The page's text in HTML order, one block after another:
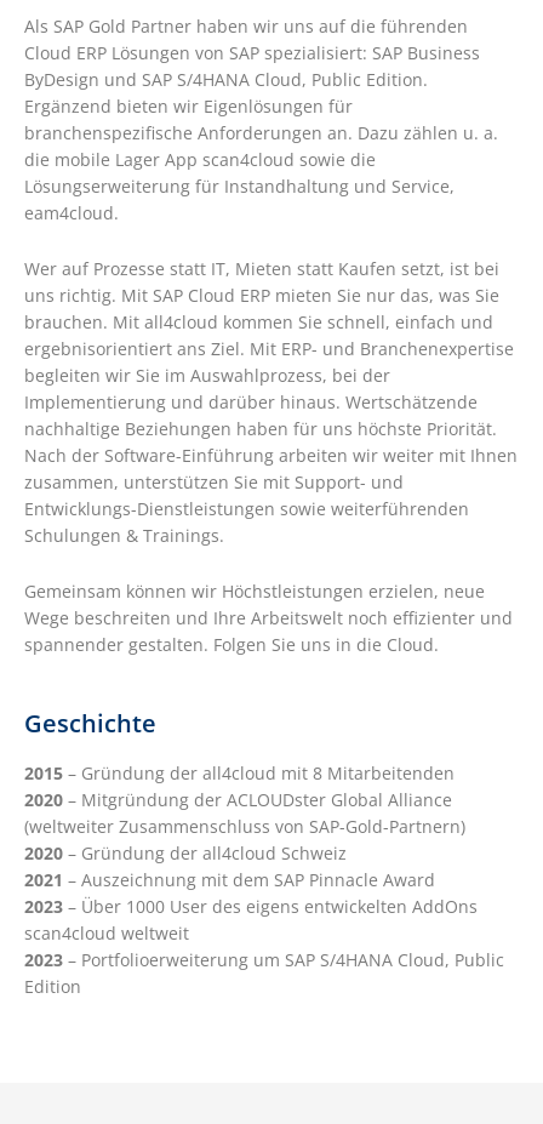
Als SAP Gold Partner haben wir uns auf die führenden
Cloud ERP Lösungen von SAP spezialisiert: SAP Business
ByDesign und SAP S/4HANA Cloud, Public Edition.
Ergänzend bieten wir Eigenlösungen für
branchenspezifische Anforderungen an. Dazu zählen u. a.
die mobile Lager App scan4cloud sowie die
Lösungserweiterung für Instandhaltung und Service,
eam4cloud.
Wer auf Prozesse statt IT, Mieten statt Kaufen setzt, ist bei
uns richtig. Mit SAP Cloud ERP mieten Sie nur das, was Sie
brauchen. Mit all4cloud kommen Sie schnell, einfach und
ergebnisorientiert ans Ziel. Mit ERP- und Branchenexpertise
begleiten wir Sie im Auswahlprozess, bei der
Implementierung und darüber hinaus. Wertschätzende
nachhaltige Beziehungen haben für uns höchste Priorität.
Nach der Software-Einführung arbeiten wir weiter mit Ihnen
zusammen, unterstützen Sie mit Support- und
Entwicklungs-Dienstleistungen sowie weiterführenden
Schulungen & Trainings.
Gemeinsam können wir Höchstleistungen erzielen, neue
Wege beschreiten und Ihre Arbeitswelt noch effizienter und
spannender gestalten. Folgen Sie uns in die Cloud.
Geschichte
2015 – Gründung der all4cloud mit 8 Mitarbeitenden
2020 – Mitgründung der ACLOUDster Global Alliance
(weltweiter Zusammenschluss von SAP-Gold-Partnern)
2020 – Gründung der all4cloud Schweiz
2021 – Auszeichnung mit dem SAP Pinnacle Award
2023 – Über 1000 User des eigens entwickelten AddOns
scan4cloud weltweit
2023 – Portfolioerweiterung um SAP S/4HANA Cloud, Public
Edition